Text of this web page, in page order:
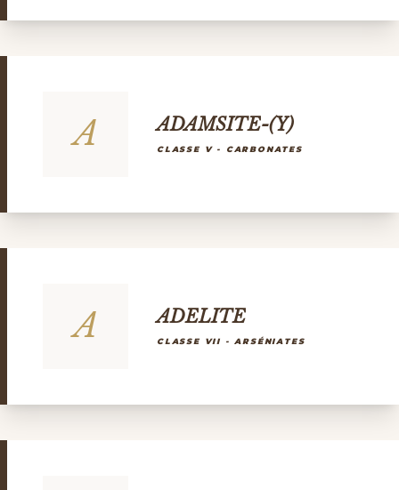
A ADAMSITE-(Y)
CLASSE V - CARBONATES
A ADELITE
CLASSE VII - ARSÉNIATES